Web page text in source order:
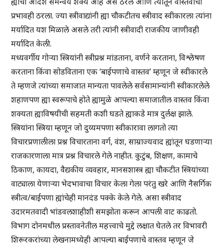
प्रभावही ठरला. ज्या स्त्रीवाद्यांनी ह्या चौकटीतच स्त्रीवाद स्वीकारला त्यांना
मर्यादित यश मिळाले असले तरी त्यांनी स्त्रीवादी राजकीय जाणीवही
मर्यादित केली.
मध्यवर्गीय गोऱ्या स्त्रियांनी स्त्रीप्रश्न मांडताना, वर्णने करताना, विश्लेषण
करताना किंवा सोडविताना एक ‘बाईपणाचे वास्तव’ म्हणून जे स्वीकारले
ते म्हणजे त्यांच्या समाजात मान्यता पावलेले सर्वसामान्यांनी स्वीकारलेले
शहाणपण ह्या स्वरूपाचे होते ह्यामुळे आपल्या समाजातील वास्तव किंवा
शक्यता ह्याविषयीची सहमती कशी घडते ह्याकडे मात्र दुर्लक्ष झाले.
स्त्रियांना स्त्रिया म्हणून जो दुय्यमपणा स्वीकारावा लागतो त्या
विचारप्रणालीला प्रश्न विचारताना वर्ग, वंश, साम्राज्यवाद ह्यांतून घडणाऱ्या
राजकारणाला मात्र प्रश्न विचारले गेले नाहीत. कुटुंब, शिक्षण, कामाचे
ठिकाण, कायदा, वैद्यकीय व्यवहार, मानसशास्त्र ह्या चौकटीत स्त्रियांच्या
वाट्याला येणाऱ्या भेदभावाचा विचार केला गेला परंतु खरे आणि नैसर्गिक
स्त्रीत्व/बाईपणा ह्यांचेही मानदंड पक्के केले गेले. असा स्त्रीवाद
उदारमतवादी भांडवलशाहीशी समझोता करून आपली वाट काढतो.
विभाग दोनमधील प्रस्तावनेतील महत्त्वाचे मुद्दे लक्षात घेतले तर विभावरी
शिरूरकरांच्या लेखनामध्येही आपल्या बाईपणाचे वास्तव म्हणून जे